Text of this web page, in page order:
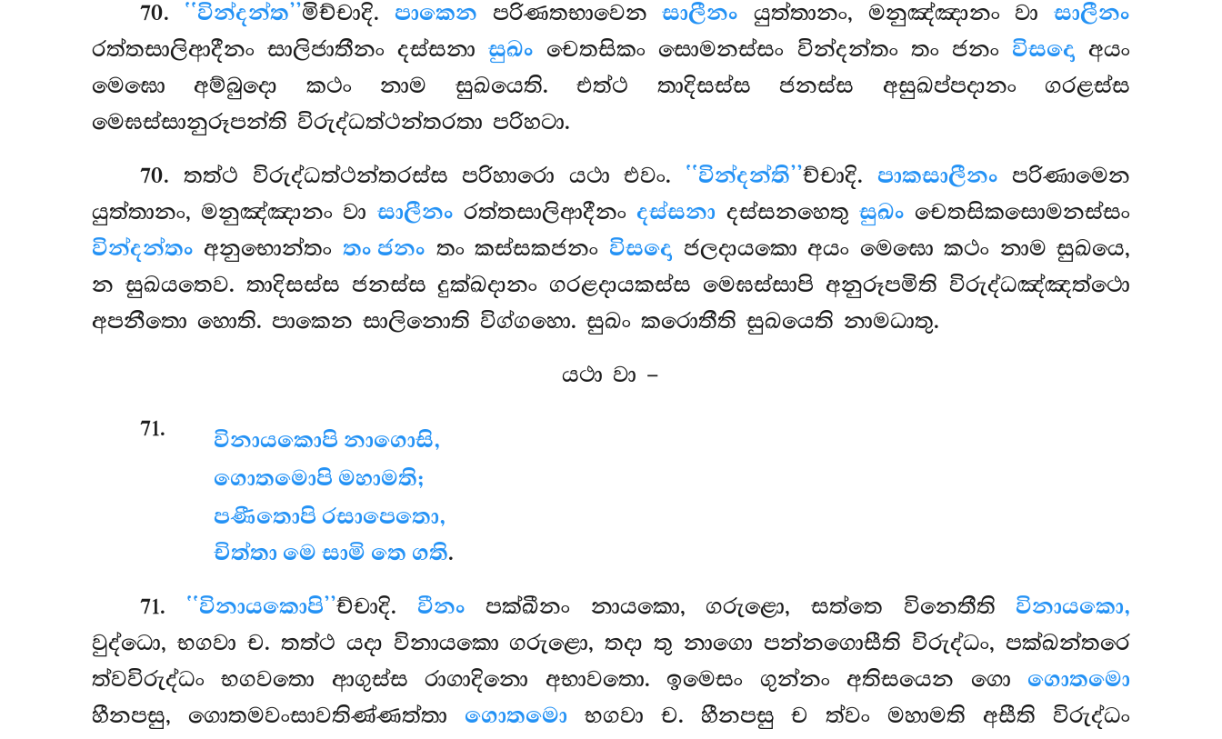
70. ‘‘වින්දන්ත’’මිච්චාදි. පාකෙන පරිණතභාවෙනසාලීනං යුත්තානං, මනුඤ්ඤානං වාසාලීනං
රත්තසාලිආදීනං සාලිජාතීනං දස්සනාසුඛං චෙතසිකං සොමනස්සං වින්දන්තං තං ජනං විසදො අයං
මෙඝො අම්බුදො කථං නාම සුඛයෙති. එත්ථ තාදිසස්ස ජනස්ස අසුඛප්පදානං ගරළස්ස
මෙඝස්සානුරූපන්ති විරුද්ධත්ථන්තරතා පරිහටා.
70. තත්ථ විරුද්ධත්ථන්තරස්ස පරිහාරො යථා එවං. ‘‘වින්දන්ති’’ච්චාදි. පාකසාලීනං පරිණාමෙන
යුත්තානං, මනුඤ්ඤානං වා සාලීනං රත්තසාලිආදීනංදස්සනා දස්සනහෙතු සුඛං චෙතසිකසොමනස්සං
වින්දන්තං අනුභොන්තං තං ජනං තං කස්සකජනං විසදො ජලදායකො අයං මෙඝො කථං නාම සුඛයෙ,
න සුඛයතෙව. තාදිසස්ස ජනස්ස දුක්ඛදානං ගරළදායකස්ස මෙඝස්සාපි අනුරූපමිති විරුද්ධඤ්ඤත්ථො
අපනීතො හොති. පාකෙන සාලිනොති විග්ගහො. සුඛං කරොතීති සුඛයෙති නාමධාතු.
යථා වා –
71. විනායකොපි නාගොසි,
ගොතමොපි මහාමති;
පණීතොපි රසාපෙතො,
චිත්තා මෙ සාමි තෙ ගති.
71. ‘‘විනායකොපි’’ච්චාදි. වීනං පක්ඛීනං නායකො, ගරුළො, සත්තෙ විනෙතීති විනායකො,
වුද්ධො, භගවා ච. තත්ථ යදා විනායකො ගරුළො, තදා තු නාගො පන්නගොසීති විරුද්ධං, පක්ඛන්තරෙ
ත්වවිරුද්ධං භගවතො ආගුස්ස රාගාදිනො අභාවතො. ඉමෙසං ගුන්නං අතිසයෙන ගො ගොතමො
හීනපසු, ගොතමවංසාවතිණ්ණත්තා ගොතමො භගවා ච. හීනපසු ච ත්වං මහාමති අසීති විරුද්ධං